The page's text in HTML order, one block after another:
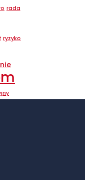
rada
ryzyko